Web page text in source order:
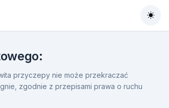
przyczepy nie może przekraczać
zgodnie z przepisami prawa o ruchu